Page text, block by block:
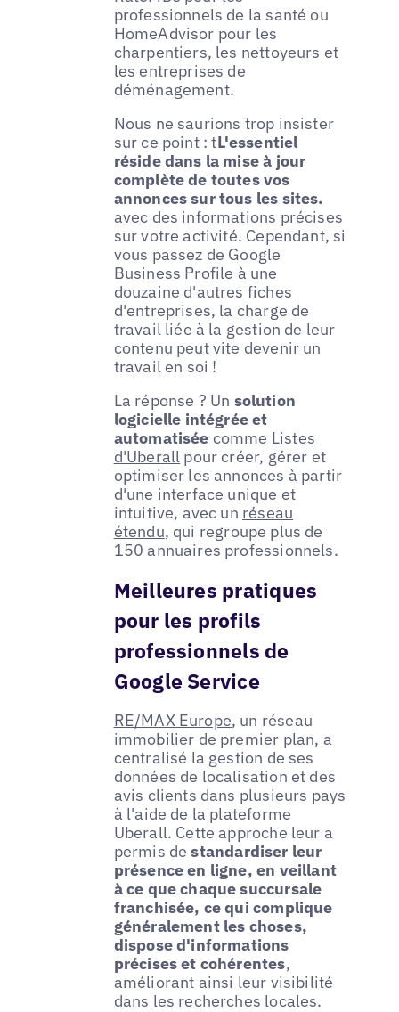
professionnels de la santé ou
HomeAdvisor pour les
charpentiers, les nettoyeurs et
les entreprises de
déménagement.
Nous ne saurions trop insister
sur ce point : tL'essentiel
réside dans la mise à jour
complète de toutes vos
annonces sur tous les sites.
avec des informations précises
sur votre activité. Cependant, si
vous passez de Google
Business Profile à une
douzaine d'autres fiches
d'entreprises, la charge de
travail liée à la gestion de leur
contenu peut vite devenir un
travail en soi !
La réponse ? Un solution
logicielle intégrée et
automatisée comme Listes
d'Uberall pour créer, gérer et
optimiser les annonces à partir
d'une interface unique et
intuitive, avec un réseau
étendu, qui regroupe plus de
150 annuaires professionnels.
Meilleures pratiques
pour les profils
professionnels de
Google Service
RE/MAX Europe, un réseau
immobilier de premier plan, a
centralisé la gestion de ses
données de localisation et des
avis clients dans plusieurs pays
à l'aide de la plateforme
Uberall. Cette approche leur a
permis destandardiser leur
présence en ligne, en veillant
à ce que chaque succursale
franchisée, ce qui complique
généralement les choses,
dispose d'informations
précises et cohérentes,
améliorant ainsi leur visibilité
dans les recherches locales.